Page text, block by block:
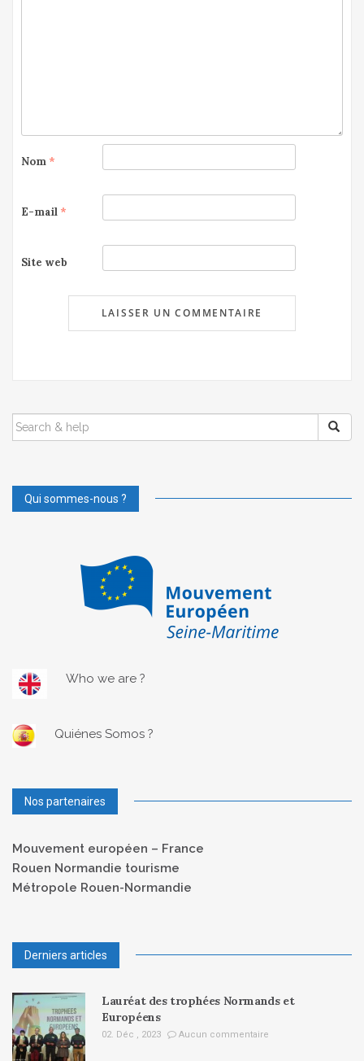
Nom *
E-mail *
Site web
SEARCH
FOR:
Qui sommes-nous ?
Who we are ?
Quiénes Somos ?
Nos partenaires
Mouvement européen – France
Rouen Normandie tourisme
Métropole Rouen-Normandie
Derniers articles
Lauréat des trophées Normands et
Européens
02. Déc , 2023 Aucun commentaire